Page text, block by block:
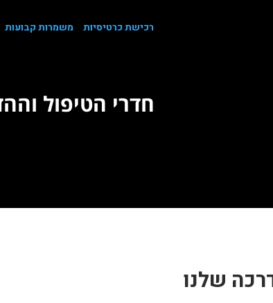
רכישת כרטיסיות משמרות קבועות
חדרי הטיפול
שלנו